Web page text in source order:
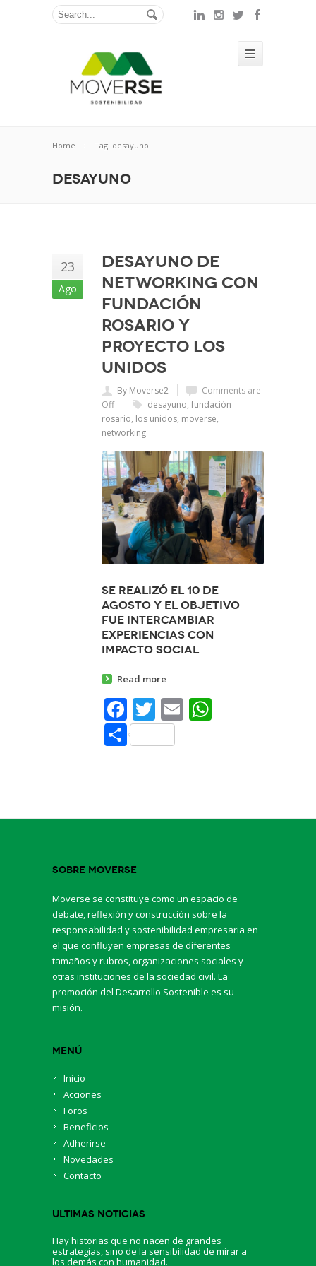
Home Tag: desayuno
desayuno
23
Ago
Desayuno de
Networking con
Fundación
Rosario y
Proyecto Los
Unidos
By Moverse2
Comments are
Off
desayuno, fundación
rosario, los unidos, moverse,
networking
Se realizó el 10 de
agosto y el objetivo
fue intercambiar
experiencias con
impacto social
Read more
Facebook
Twitter
Email
Share
Sobre Moverse
Moverse se constituye como un espacio de
debate, reflexión y construcción sobre la
responsabilidad y sostenibilidad empresaria en
el que confluyen empresas de diferentes
tamaños y rubros, organizaciones sociales y
otras instituciones de la sociedad civil. La
promoción del Desarrollo Sostenible es su
misión.
Menú
Inicio
Acciones
Foros
Beneficios
Adherirse
Novedades
Contacto
Ultimas Noticias
Hay historias que no nacen de grandes
estrategias, sino de la sensibilidad de mirar a
los demás con humanidad.